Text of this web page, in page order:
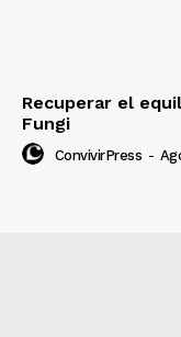
Recuperar el
Fungi
ConvivirPress -